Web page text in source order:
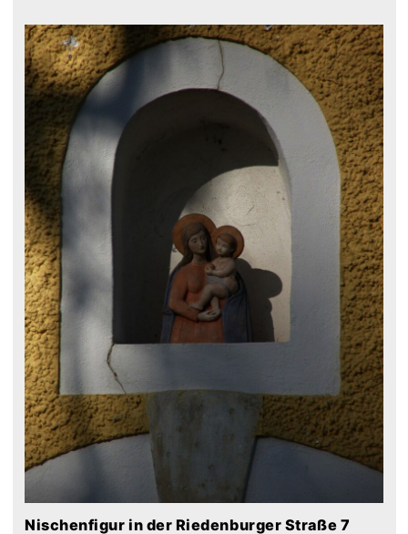
Nischenfigur in der Riedenburger Straße 7